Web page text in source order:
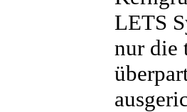
LETS
nur die